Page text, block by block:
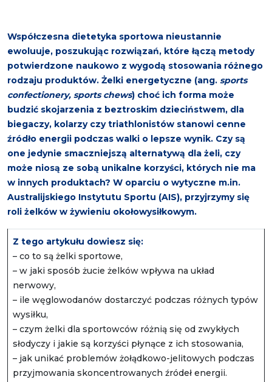
Współczesna dietetyka sportowa nieustannie
ewoluuje, poszukując rozwiązań, które łączą metody
potwierdzone naukowo z wygodą stosowania różnego
rodzaju produktów. Żelki energetyczne (ang. sports
confectionery, sports chews) choć ich forma może
budzić skojarzenia z beztroskim dzieciństwem, dla
biegaczy, kolarzy czy triathlonistów stanowi cenne
źródło energii podczas walki o lepsze wynik. Czy są
one jedynie smaczniejszą alternatywą dla żeli, czy
może niosą ze sobą unikalne korzyści, których nie ma
w innych produktach? W oparciu o wytyczne m.in.
Australijskiego Instytutu Sportu (AIS), przyjrzymy się
roli żelków w żywieniu okołowysiłkowym.
Z tego artykułu dowiesz się:
– co to są żelki sportowe,
– w jaki sposób żucie żelków wpływa na układ
nerwowy,
– ile węglowodanów dostarczyć podczas różnych typów
wysiłku,
– czym żelki dla sportowców różnią się od zwykłych
słodyczy i jakie są korzyści płynące z ich stosowania,
– jak unikać problemów żołądkowo-jelitowych podczas
przyjmowania skoncentrowanych źródeł energii.